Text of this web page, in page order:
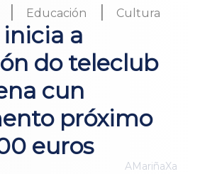
| Educación | Cultura
a
do teleclub
cun
próximo
euros
AMariñaXa